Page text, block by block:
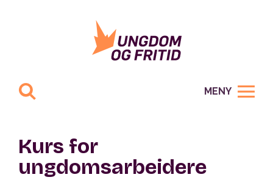
MENY
Kurs for
ungdomsarbeidere